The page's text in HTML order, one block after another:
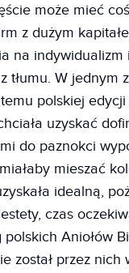
może mieć
z dużym
na indywidualizm
tłumu. W jednym
polskiej edycji
uzyskać
do paznokci
mieszać
idealną,
czas
Aniołów
został przez nich